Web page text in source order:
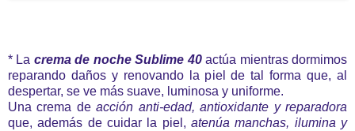
* La crema de noche Sublime 40 actúa mientras dormimos
reparando daños y renovando la piel de tal forma que, al
despertar, se ve más suave, luminosa y uniforme.
Una crema deacción anti-edad, antioxidante y reparadora
que, además de cuidar la piel, atenúa manchas, ilumina y